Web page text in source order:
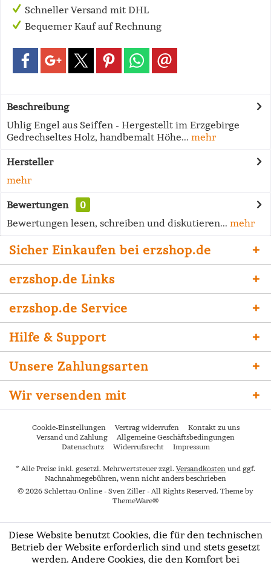
Schneller Versand mit DHL
Bequemer Kauf auf Rechnung
Beschreibung
Uhlig Engel aus Seiffen - Hergestellt im Erzgebirge
Gedrechseltes Holz, handbemalt Höhe... mehr
Hersteller
mehr
Bewertungen
0
Bewertungen lesen, schreiben und diskutieren... mehr
Sicher Einkaufen bei erzshop.de
erzshop.de Links
erzshop.de Service
Hilfe & Support
Unsere Zahlungsarten
Wir versenden mit
Cookie-Einstellungen Vertrag widerrufen
Kontakt zu uns
Versand und Zahlung
Allgemeine Geschäftsbedingungen
Datenschutz
Widerrufsrecht Impressum
* Alle Preise inkl. gesetzl. Mehrwertsteuer zzgl. Versandkosten und ggf.
Nachnahmegebühren, wenn nicht anders beschrieben
© 2026 Schlettau-Online - Sven Ziller - All Rights Reserved. Theme by
ThemeWare®
Diese Website benutzt Cookies, die für den technischen
Betrieb der Website erforderlich sind und stets gesetzt
werden. Andere Cookies, die den Komfort bei